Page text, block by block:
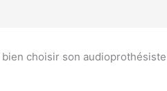
choisir son audioprothésiste